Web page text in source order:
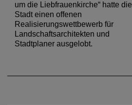
um die Liebfrauenkirche“ hatte die
Stadt einen offenen
Realisierungswettbewerb für
Landschaftsarchitekten und
Stadtplaner ausgelobt.